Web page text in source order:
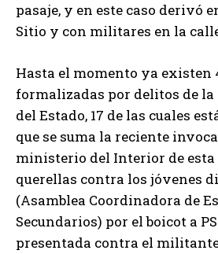
pasaje, y en este caso derivó
Sitio y con militares en la
Hasta el momento ya existen
formalizadas por delitos de la
del Estado, 17 de las cuales
que se suma la reciente
ministerio del Interior de esta
querellas contra los jóvenes
(Asamblea Coordinadora de
Secundarios) por el boicot a
presentada contra el